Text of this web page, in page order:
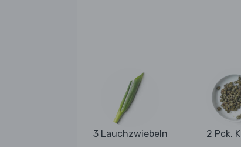
3 Lauchzwiebeln 2 Pck.